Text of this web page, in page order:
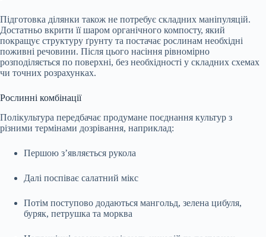
Підготовка ділянки також не потребує складних маніпуляцій.
Достатньо вкрити її шаром органічного компосту, який
покращує структуру ґрунту та постачає рослинам необхідні
поживні речовини. Після цього насіння рівномірно
розподіляється по поверхні, без необхідності у складних схемах
чи точних розрахунках.
Рослинні комбінації
Полікультура передбачає продумане поєднання культур з
різними термінами дозрівання, наприклад:
Першою з’являється рукола
Далі поспіває салатний мікс
Потім поступово додаються мангольд, зелена цибуля,
буряк, петрушка та морква